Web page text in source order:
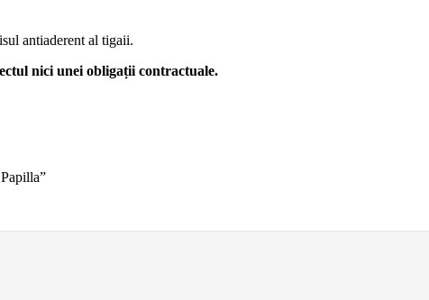
antiaderent al tigaii.
nici unei obligații contractuale.